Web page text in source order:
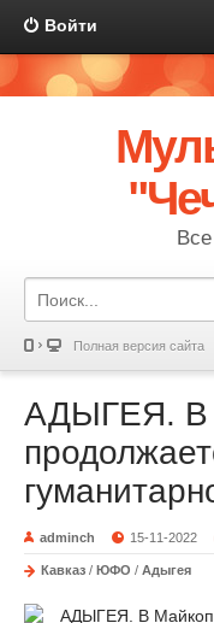
Войти
Полная версия сайта
АДЫГЕЯ. В
adminch 15-11-2022
Кавказ / ЮФО / Адыгея